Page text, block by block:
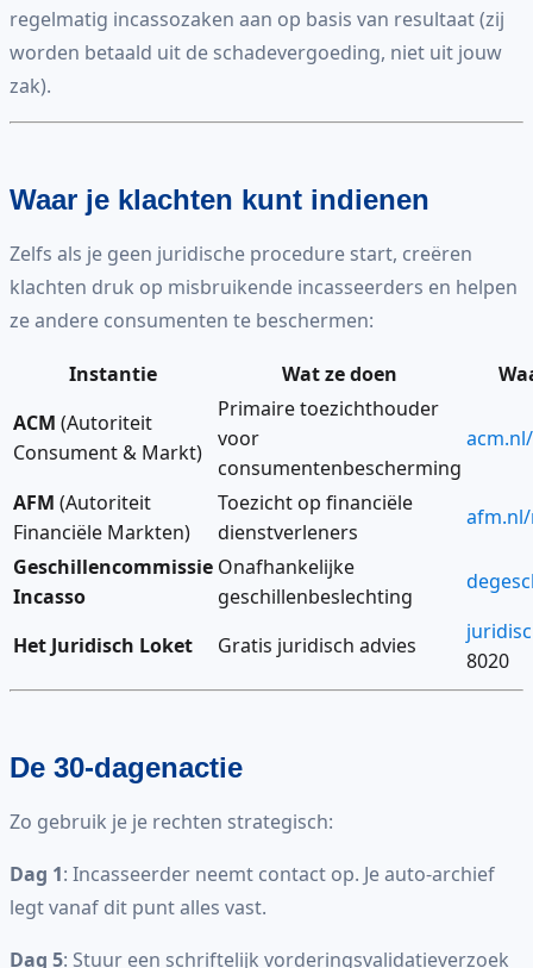
regelmatig incassozaken aan op basis van resultaat (zij
worden betaald uit de schadevergoeding, niet uit jouw
zak).
Waar je klachten kunt indienen
Zelfs als je geen juridische procedure start, creëren
klachten druk op misbruikende incasseerders en helpen
ze andere consumenten te beschermen:
Instantie Wat ze doen
ACM (Autoriteit
Consument & Markt)
Primaire toezichthouder
voor
consumentenbescherming
AFM (Autoriteit
Financiële Markten)
Toezicht op financiële
dienstverleners
Geschillencommissie
Incasso
Onafhankelijke
geschillenbeslechting
Het Juridisch Loket Gratis juridisch advies
8020
De 30-dagenactie
Zo gebruik je je rechten strategisch:
Dag 1: Incasseerder neemt contact op. Je auto-archief
legt vanaf dit punt alles vast.
Dag 5: Stuur een schriftelijk vorderingsvalidatieverzoek